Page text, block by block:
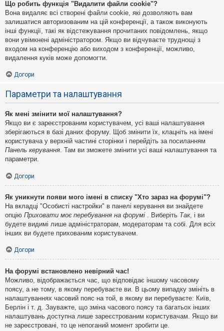
Що робить функція "Видалити файли cookie"?
Вона видаляє всі створені файли cookie, які дозволяють вам
залишатися авторизованим на цій конференції, а також виконують
інші функції, такі як відстежування прочитаних повідомлень, якщо
вони увімкнені адміністратором. Якщо ви відчуваєте труднощі з
входом на конференцію або виходом з конференції, можливо,
видалення куків може допомогти.
Догори
Параметри та налаштування
Як мені змінити мої налаштування?
Якщо ви є зареєстрованим користувачем, усі ваші налаштування
зберігаються в базі даних форуму. Щоб змінити їх, клацніть на імені
користувача у верхній частині сторінки і перейдіть за посиланням
Панель керування . Там ви зможете змінити усі ваші налаштування та
параметри.
Догори
Як уникнути появи мого імені в списку "Хто зараз на форумі"?
На вкладці "Особисті настройки" в панелі керування ви знайдете
опцію Приховати моє перебування на форумі . Виберіть Так, і ви
будете видимі лише адміністраторам, модераторам та собі. Для всіх
інших ви будете прихованим користувачем.
Догори
На форумі встановлено невірний час!
Можливо, відображається час, що відповідає іншому часовому
поясу, а не тому, в якому перебуваєте ви. В цьому випадку змініть в
налаштуваннях часовий пояс на той, в якому ви перебуваєте: Київ,
Берлін і т. д. Зауважте, що зміна часового поясу та багатьох інших
налаштувань доступна лише зареєстрованим користувачам. Якщо ви
не зареєстровані, то це непоганий момент зробити це.